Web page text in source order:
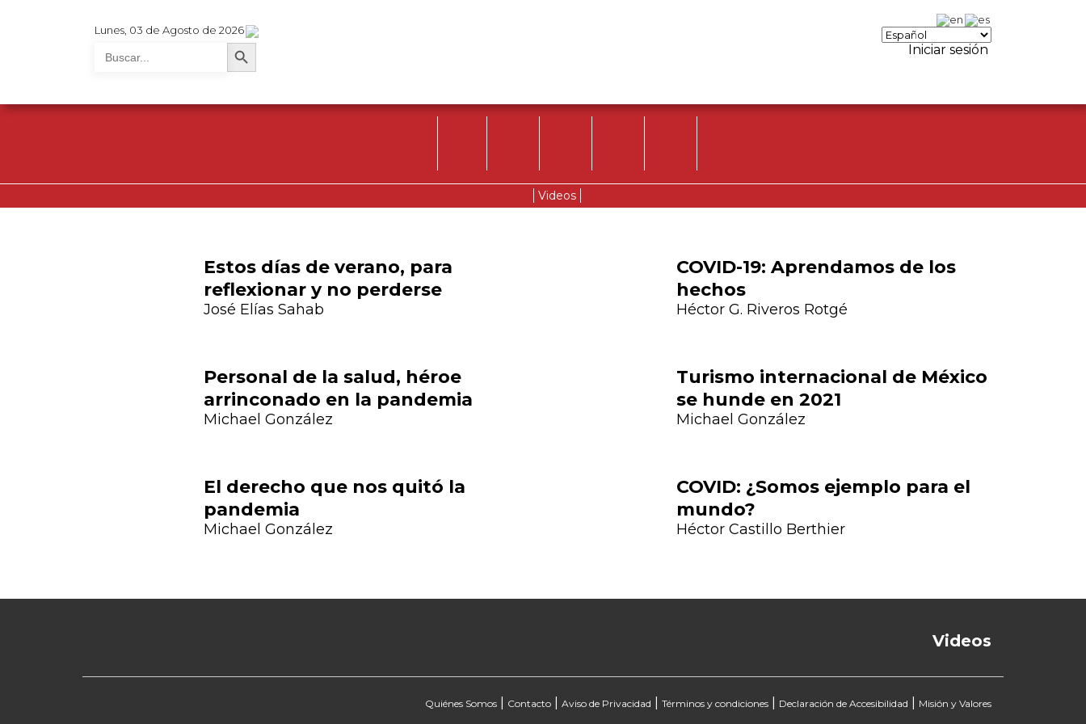
Lunes, 03 de Agosto de 2026
for:
Search Button
Iniciar sesión
Videos
Estos días de verano, para
reflexionar y no perderse
José Elías Sahab
COVID-19: Aprendamos de los
hechos
Héctor G. Riveros Rotgé
Personal de la salud, héroe
arrinconado en la pandemia
Michael González
Turismo internacional de México
se hunde en 2021
Michael González
El derecho que nos quitó la
pandemia
Michael González
COVID: ¿Somos ejemplo para el
mundo?
Héctor Castillo Berthier
Videos
Quiénes Somos Contacto Aviso de Privacidad Términos y condiciones Declaración de Accesibilidad Misión y Valores